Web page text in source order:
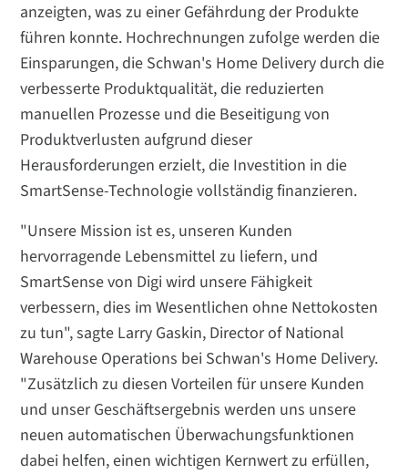
anzeigten, was zu einer Gefährdung der Produkte
führen konnte. Hochrechnungen zufolge werden die
Einsparungen, die Schwan's Home Delivery durch die
verbesserte Produktqualität, die reduzierten
manuellen Prozesse und die Beseitigung von
Produktverlusten aufgrund dieser
Herausforderungen erzielt, die Investition in die
SmartSense-Technologie vollständig finanzieren.
"Unsere Mission ist es, unseren Kunden
hervorragende Lebensmittel zu liefern, und
SmartSense von Digi wird unsere Fähigkeit
verbessern, dies im Wesentlichen ohne Nettokosten
zu tun", sagte Larry Gaskin, Director of National
Warehouse Operations bei Schwan's Home Delivery.
"Zusätzlich zu diesen Vorteilen für unsere Kunden
und unser Geschäftsergebnis werden uns unsere
neuen automatischen Überwachungsfunktionen
dabei helfen, einen wichtigen Kernwert zu erfüllen,